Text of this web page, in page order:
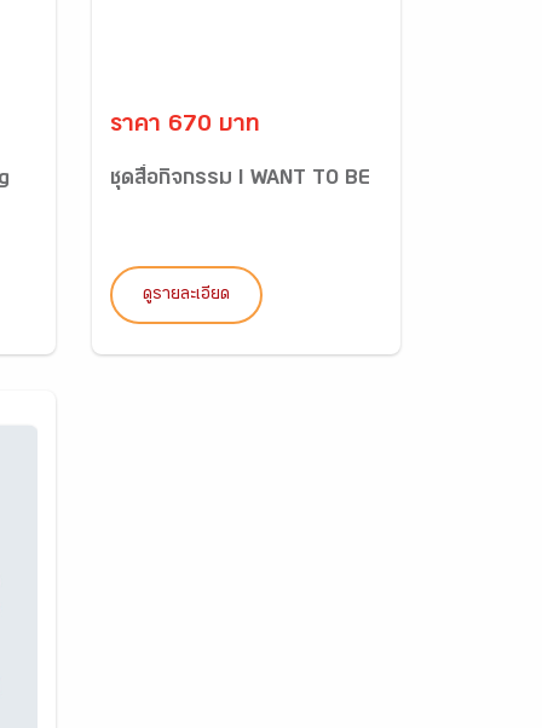
ราคา 670 บาท
ชุดสื่อกิจกรรม I WANT TO BE
ดูรายละเอียด